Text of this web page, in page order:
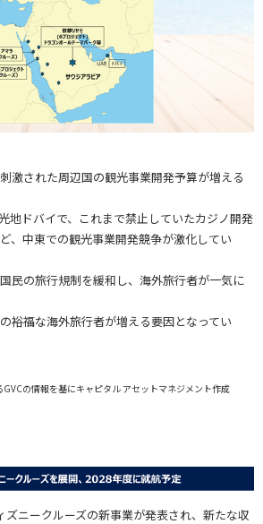
激された周辺国の観光事業開発予算が増える
地ドバイで、これまで禁止していたカジノ開発
、中東での観光事業開発競争が激化してい
民の旅行規制を緩和し、海外旅行者が一気に
裕福な海外旅行者が増える要因となってい
GVCの情報を基にキャピタル アセットマネジメント作成
ズニークルーズの新事業が発表され、新たな収